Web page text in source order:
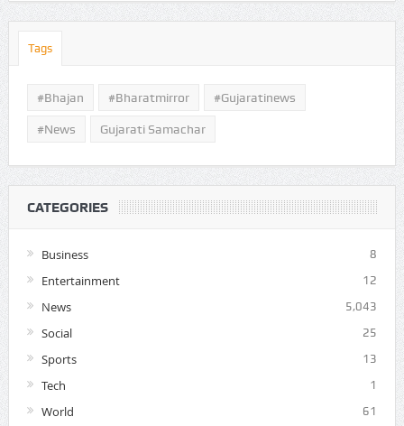
Tags
#Bhajan #bharatmirror #gujaratinews
#news Gujarati Samachar
CATEGORIES
Business 8
Entertainment 12
News 5,043
Social 25
Sports 13
Tech 1
World 61